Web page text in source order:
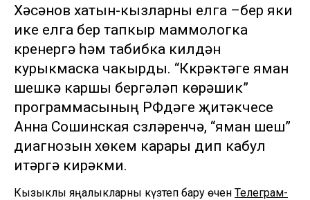
Хәсәнов хатын-кызларны елга –бер яки
ике елга бер тапкыр маммологка
күренергә һәм табибка килүдән
курыкмаска чакырды. “Күкрәктәге яман
шешкә каршы бергәләп көрәшик”
программасының РФдәге җитәкчесе
Анна Сошинская сүзләренчә, “яман шеш”
диагнозын хөкем карары дип кабул
итәргә кирәкми.
Кызыклы яңалыкларны күзәтеп бару өчен Телеграм-